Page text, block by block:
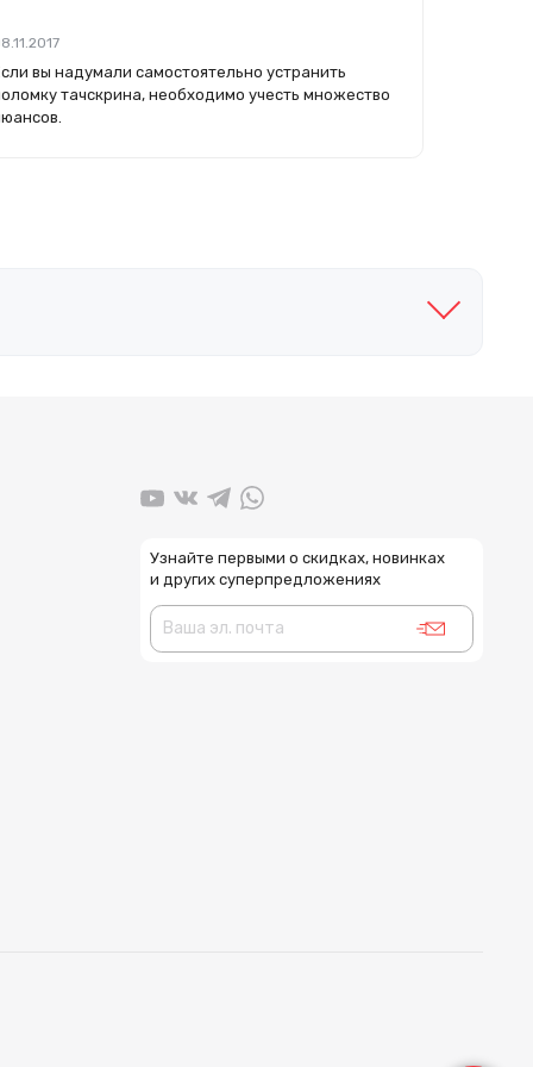
вы надумали самостоятельно устранить
тачскрина, необходимо учесть множество
Узнайте первыми о скидках, новинках
и других суперпредложениях